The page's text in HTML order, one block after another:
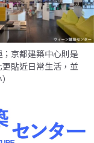
京都建築中心則是
貼近日常生活，並